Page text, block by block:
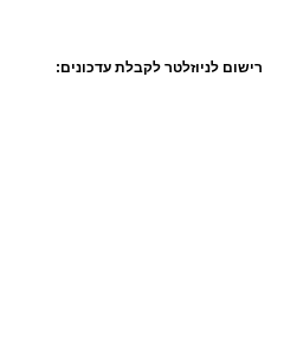
רישום לניוזלטר לקבלת עדכונים: